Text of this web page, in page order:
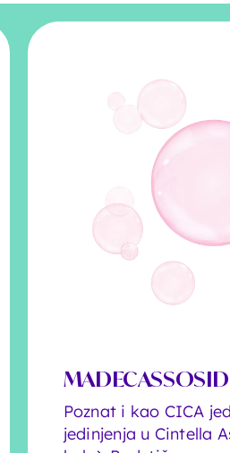
Poznat i kao CICA
jedinjenja u Cintella